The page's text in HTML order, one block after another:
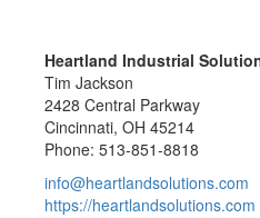
Heartland Industrial
Tim Jackson
2428 Central Parkway
Cincinnati, OH 45214
Phone: 513-851-8818
info@heartlandsolutions.com
https://heartlandsolutions.com